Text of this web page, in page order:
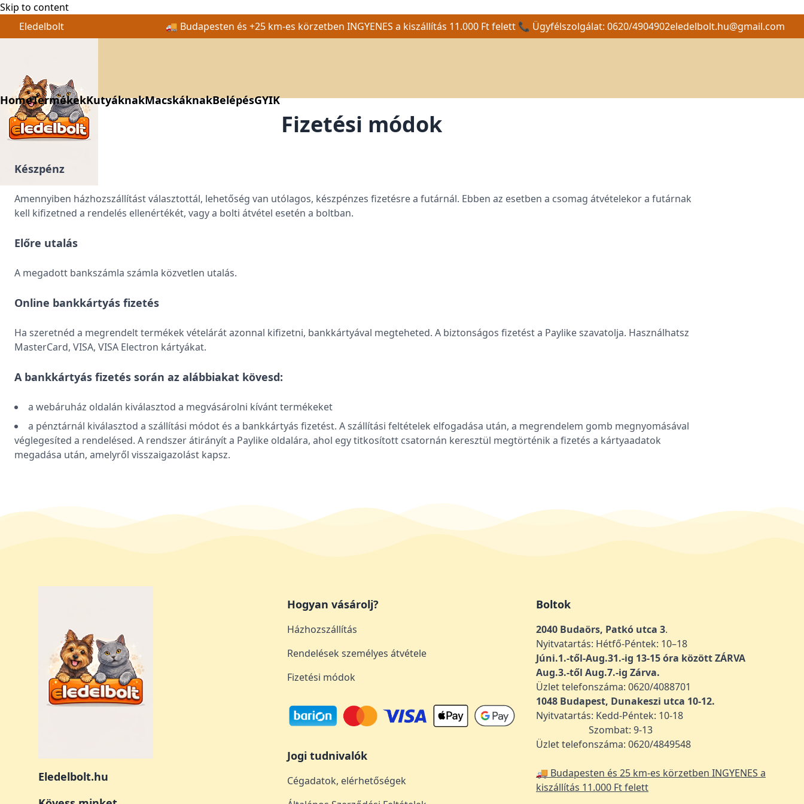
Skip to content
Eledelbolt
🚚 Budapesten és +25 km-es körzetben INGYENES a kiszállítás 11.000 Ft felett 📞 Ügyfélszolgálat: 0620/4904902eledelbolt.hu@gmail.com
HomeTermékekKutyáknakMacskáknakBelépésGYIK
Fizetési módok
Készpénz
Amennyiben házhozszállítást választottál, lehetőség van utólagos, készpénzes fizetésre a futárnál. Ebben az esetben a csomag átvételekor a futárnak
kell kifizetned a rendelés ellenértékét, vagy a bolti átvétel esetén a boltban.
Előre utalás
A megadott bankszámla számla közvetlen utalás.
Online bankkártyás fizetés
Ha szeretnéd a megrendelt termékek vételárát azonnal kifizetni, bankkártyával megteheted. A biztonságos fizetést a Paylike szavatolja. Használhatsz
MasterCard, VISA, VISA Electron kártyákat.
A bankkártyás fizetés során az alábbiakat kövesd:
a webáruház oldalán kiválasztod a megvásárolni kívánt termékeket
a pénztárnál kiválasztod a szállítási módot és a bankkártyás fizetést. A szállítási feltételek elfogadása után, a megrendelem gomb megnyomásával
véglegesíted a rendelésed. A rendszer átirányít a Paylike oldalára, ahol egy titkosított csatornán keresztül megtörténik a fizetés a kártyaadatok
megadása után, amelyről visszaigazolást kapsz.
Eledelbolt.hu
Hogyan vásárolj?
Házhozszállítás
Rendelések személyes átvétele
Fizetési módok
Jogi tudnivalók
Cégadatok, elérhetőségek
Boltok
2040 Budaörs, Patkó utca 3.
Nyitvatartás: Hétfő-Péntek: 10–18
Júni.1.-től-Aug.31.-ig 13-15 óra között ZÁRVA
Aug.3.-től Aug.7.-ig Zárva.
Üzlet telefonszáma: 0620/4088701
1048 Budapest, Dunakeszi utca 10-12.
Nyitvatartás: Kedd-Péntek: 10-18
Szombat: 9-13
Üzlet telefonszáma: 0620/4849548
🚚 Budapesten és 25 km-es körzetben INGYENES a
kiszállítás 11.000 Ft felett